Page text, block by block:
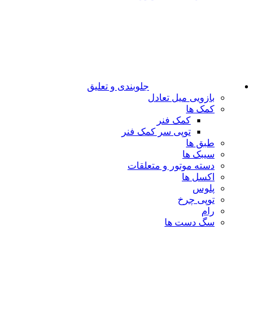
جلوبندی و تعلیق
بازویی میل تعادل
کمک ها
کمک فنر
توپی سر کمک فنر
طبق ها
سیبک ها
دسته موتور و متعلقات
اکسل ها
پلوس
توپی چرخ
رام
سگ دست ها